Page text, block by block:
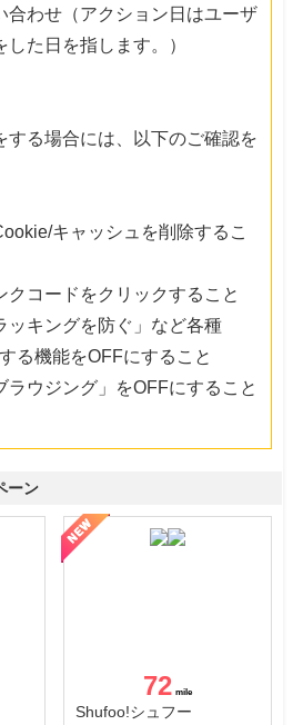
合わせ（アクション日はユーザ
た日を指します。）
る場合には、以下のご確認を
キャッシュを削除するこ
クコードをクリックすること
ッキングを防ぐ」など各種
る機能をOFFにすること
ラウジング」をOFFにすること
ーン
72
Shufoo!シュフー